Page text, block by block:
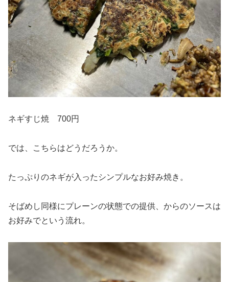
ネギすじ焼 700円
では、こちらはどうだろうか。
たっぷりのネギが入ったシンプルなお好み焼き。
そばめし同様にプレーンの状態での提供、からのソースは
お好みでという流れ。